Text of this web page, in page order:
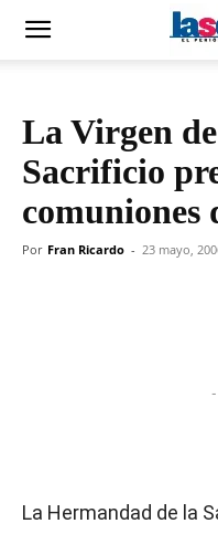
La Virgen
Sacrificio
comuniones
Por Fran Ricardo - 23 mayo,
-
La Hermandad de la